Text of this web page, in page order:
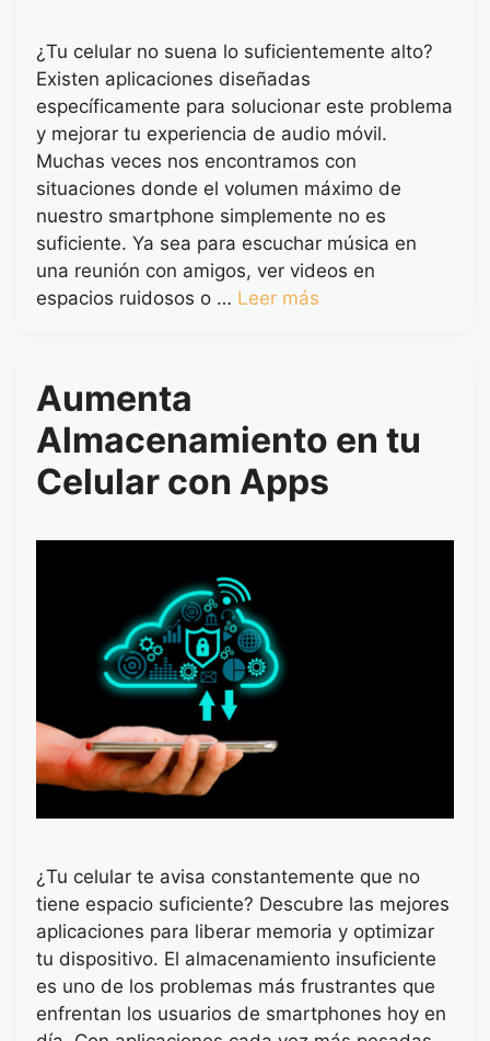
¿Tu celular no suena lo suficientemente alto?
Existen aplicaciones diseñadas
específicamente para solucionar este problema
y mejorar tu experiencia de audio móvil.
Muchas veces nos encontramos con
situaciones donde el volumen máximo de
nuestro smartphone simplemente no es
suficiente. Ya sea para escuchar música en
una reunión con amigos, ver videos en
espacios ruidosos o … Leer más
Aumenta
Almacenamiento en tu
Celular con Apps
¿Tu celular te avisa constantemente que no
tiene espacio suficiente? Descubre las mejores
aplicaciones para liberar memoria y optimizar
tu dispositivo. El almacenamiento insuficiente
es uno de los problemas más frustrantes que
enfrentan los usuarios de smartphones hoy en